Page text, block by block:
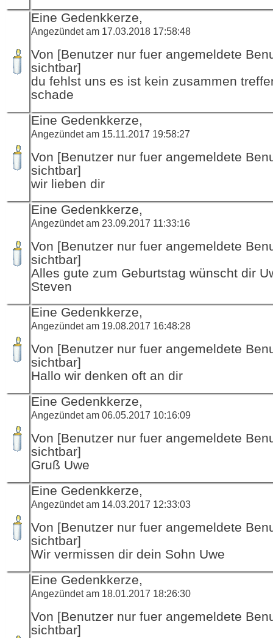
Eine Gedenkkerze,
Angezündet am 17.03.2018 17:58:48
Von [Benutzer nur fuer angemeldete
sichtbar]
du fehlst uns es ist kein zusammen
schade
Eine Gedenkkerze,
Angezündet am 15.11.2017 19:58:27
Von [Benutzer nur fuer angemeldete
sichtbar]
wir lieben dir
Eine Gedenkkerze,
Angezündet am 23.09.2017 11:33:16
Von [Benutzer nur fuer angemeldete
sichtbar]
Alles gute zum Geburtstag wünscht dir
Steven
Eine Gedenkkerze,
Angezündet am 19.08.2017 16:48:28
Von [Benutzer nur fuer angemeldete
sichtbar]
Hallo wir denken oft an dir
Eine Gedenkkerze,
Angezündet am 06.05.2017 10:16:09
Von [Benutzer nur fuer angemeldete
sichtbar]
Gruß Uwe
Eine Gedenkkerze,
Angezündet am 14.03.2017 12:33:03
Von [Benutzer nur fuer angemeldete
sichtbar]
Wir vermissen dir dein Sohn Uwe
Eine Gedenkkerze,
Angezündet am 18.01.2017 18:26:30
Von [Benutzer nur fuer angemeldete
sichtbar]